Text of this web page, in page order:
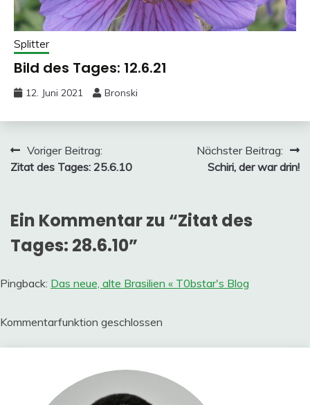
Splitter
Bild des Tages: 12.6.21
12. Juni 2021 Bronski
Beitragsnavigation
Voriger Beitrag:
Zitat des Tages: 25.6.10
Nächster Beitrag:
Schiri, der war drin!
Ein Kommentar zu “Zitat des
Tages: 28.6.10”
Pingback: Das neue, alte Brasilien « T0bstar's Blog
Kommentarfunktion geschlossen